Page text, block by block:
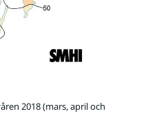
2018 (mars, april och